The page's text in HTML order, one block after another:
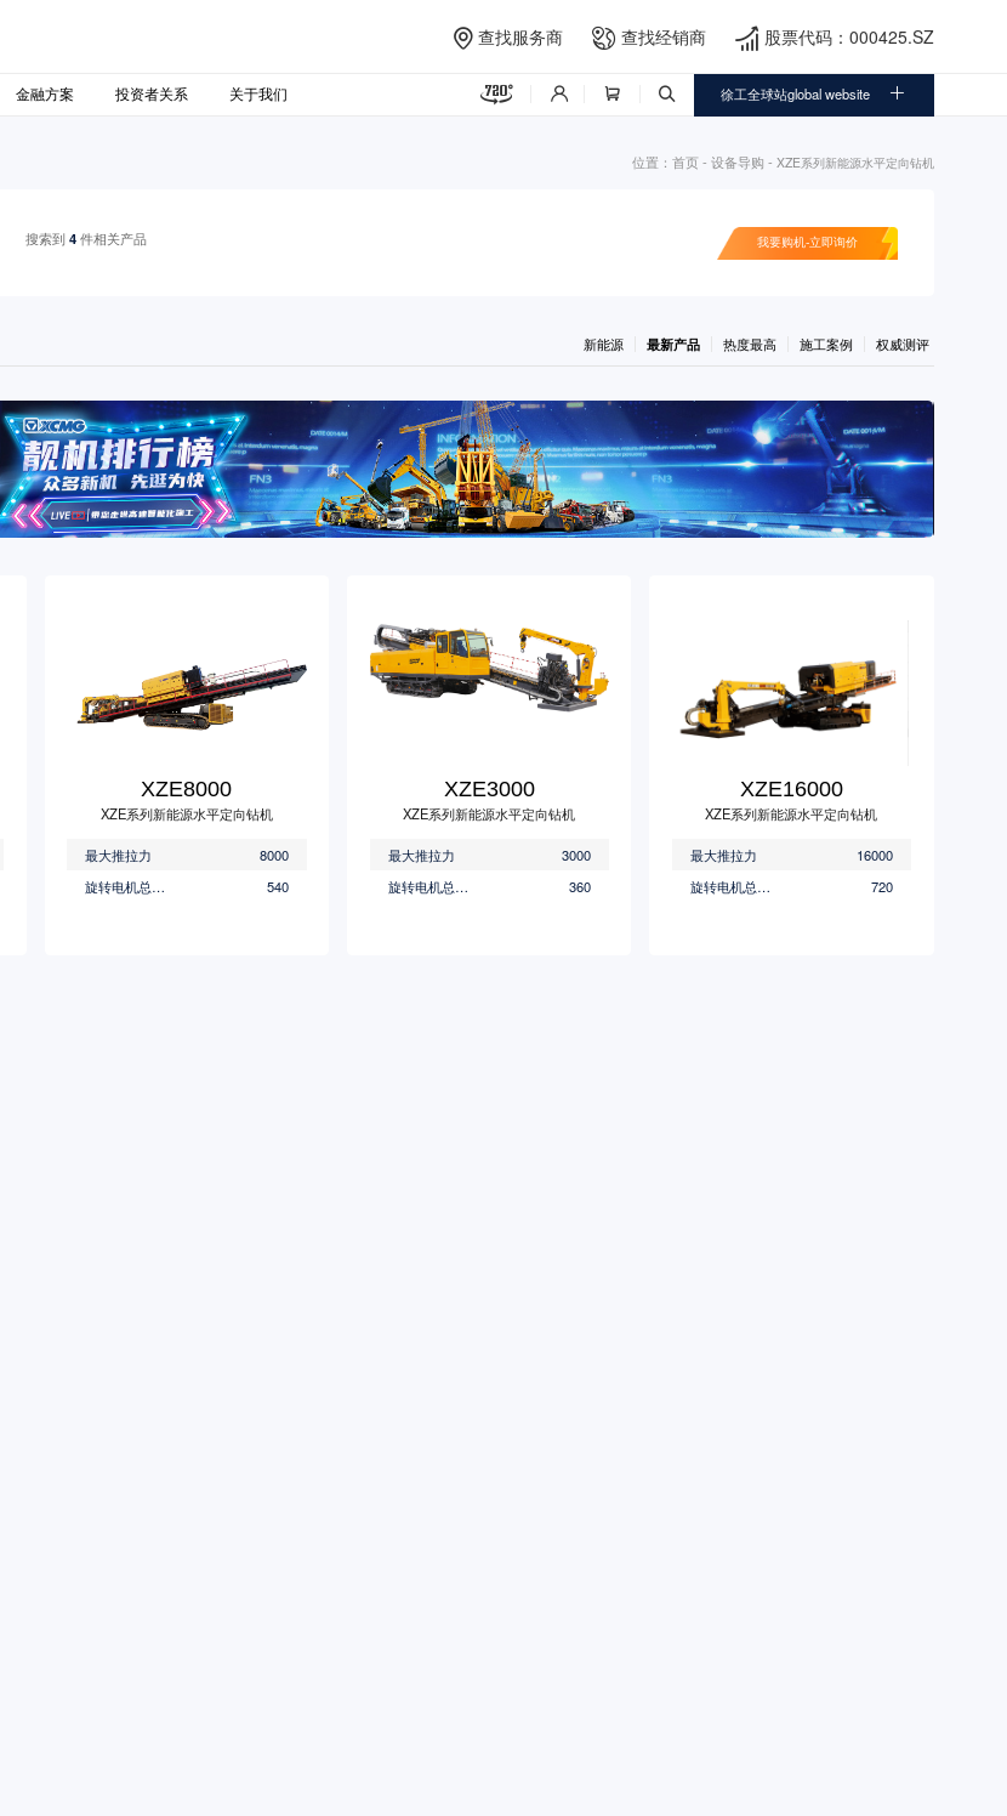
 查找服务商  查找经销商  股票代码：000425.SZ
金融方案 投资者关系 关于我们     徐工全球站global website 
位置： 首页- 设备导购 - XZE系列新能源水平定向钻机
搜索到4件相关产品 我要购机-立即询价
新能源 最新产品 热度最高 施工案例 权威测评
XZE8000
XZE系列新能源水平定向钻机
最大推拉力
8000
旋转电机总功率(kW)
540
XZE3000
XZE系列新能源水平定向钻机
最大推拉力
3000
旋转电机总功率(kW)
360
XZE16000
XZE系列新能源水平定向钻机
最大推拉力
16000
旋转电机总功率(kW)
720